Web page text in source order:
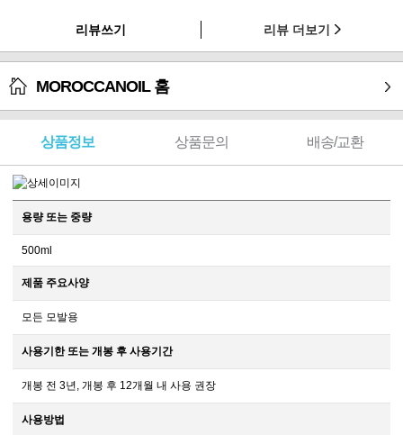
리뷰쓰기 리뷰 더보기
MOROCCANOIL 홈
상품정보 상품문의 배송/교환
용량 또는 중량
500ml
제품 주요사양
모든 모발용
사용기한 또는 개봉 후 사용기간
개봉 전 3년, 개봉 후 12개월 내 사용 권장
사용방법